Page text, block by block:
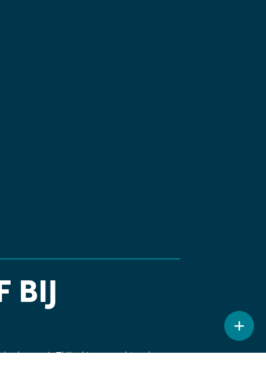
BIJ
dorpen is Thijs dé man achter de